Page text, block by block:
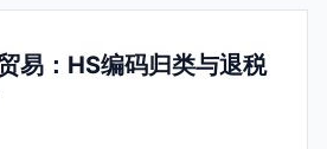
易：HS编码归类与退税